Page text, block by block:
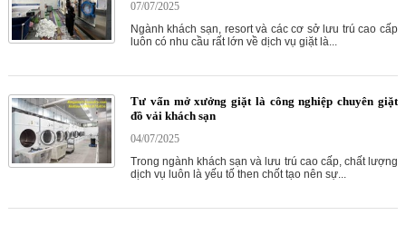
07/07/2025
Ngành khách sạn, resort và các cơ sở lưu trú cao cấp
luôn có nhu cầu rất lớn về dịch vụ giặt là...
Tư vấn mở xưởng giặt là công nghiệp chuyên giặt
đồ vải khách sạn
04/07/2025
Trong ngành khách sạn và lưu trú cao cấp, chất lượng
dịch vụ luôn là yếu tố then chốt tạo nên sự...